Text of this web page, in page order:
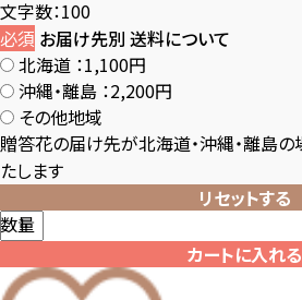
文字数：100
必須 お届け先別 送料について
北海道 ：1,100円
沖縄・離島 ：2,200円
その他地域
贈答花の届け先が北海道・沖縄・離島
たします
リセットする
数量
カートに入れる